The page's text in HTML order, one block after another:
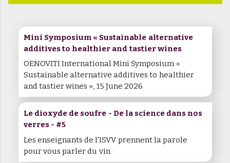
Mini Symposium « Sustainable alternative
additives to healthier and tastier wines
OENOVITI International Mini Symposium «
Sustainable alternative additives to healthier
and tastier wines », 15 June 2026
Le dioxyde de soufre - De la science dans nos
verres - #5
Les enseignants de l'ISVV prennent la parole
pour vous parler du vin